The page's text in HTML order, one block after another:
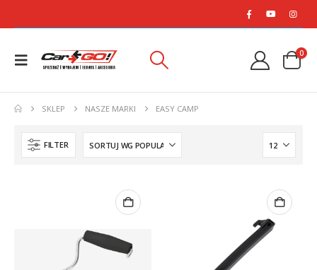
0
SKLEP NASZE MARKI EASY CAMP
FILTER